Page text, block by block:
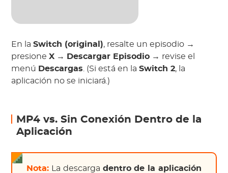
En laSwitch (original), resalte un episodio →
presioneX → Descargar Episodio → revise el
menú Descargas . (Si está en laSwitch 2, la
aplicación no se iniciará.)
MP4 vs. Sin Conexión Dentro de la
Aplicación
Nota: La descarga dentro de la aplicación